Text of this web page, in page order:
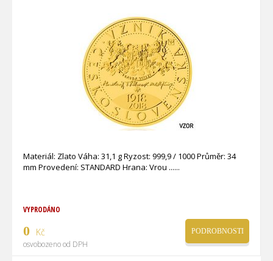
Materiál: Zlato Váha: 31,1 g Ryzost: 999,9 / 1000 Průměr: 34
mm Provedení: STANDARD Hrana: Vrou ...
VYPRODÁNO
0 Kč
osvobozeno od DPH
PODROBNOSTI